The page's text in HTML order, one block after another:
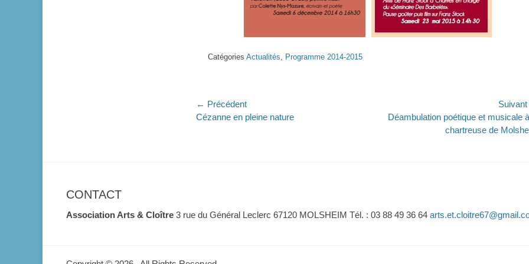
Catégories Actualités, Programme 2014-2015
Navigation
de
← Précédent
Article
Cézanne en pleine nature
ArticleDéambulation poétique et musicale
chartreuse de
CONTACT
Association Arts & Cloître 3 rue du Général Leclerc 67120 MOLSHEIM Tél. : 03 88 49 36 64